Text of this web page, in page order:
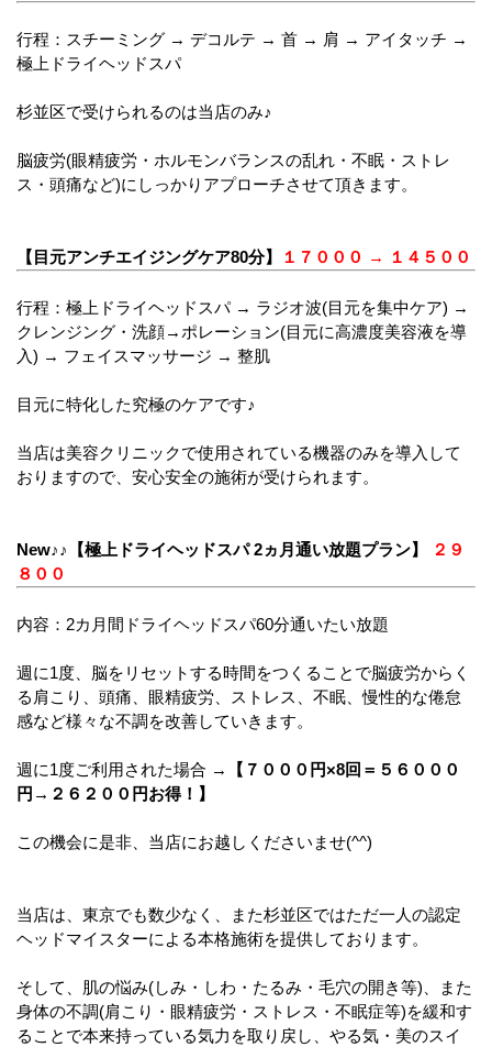
行程：スチーミング → デコルテ → 首 → 肩 → アイタッチ →
極上ドライヘッドスパ
杉並区で受けられるのは当店のみ♪
脳疲労(眼精疲労・ホルモンバランスの乱れ・不眠・ストレ
ス・頭痛など)にしっかりアプローチさせて頂きます。
【目元アンチエイジングケア80分】 １７０００ → １４５００
行程：極上ドライヘッドスパ → ラジオ波(目元を集中ケア) →
クレンジング・洗顔→ポレーション(目元に高濃度美容液を導
入) → フェイスマッサージ → 整肌
目元に特化した究極のケアです♪
当店は美容クリニックで使用されている機器のみを導入して
おりますので、安心安全の施術が受けられます。
New♪♪【極上ドライヘッドスパ 2ヵ月通い放題プラン】
２９
８００
内容：2カ月間ドライヘッドスパ60分通いたい放題
週に1度、脳をリセットする時間をつくることで脳疲労からく
る肩こり、頭痛、眼精疲労、ストレス、不眠、慢性的な倦怠
感など様々な不調を改善していきます。
週に1度ご利用された場合 →
【７０００円×8回＝５６０００
円→２６２００円お得！】
この機会に是非、当店にお越しくださいませ(^^)
当店は、東京でも数少なく、また杉並区ではただ一人の認定
ヘッドマイスターによる本格施術を提供しております。
そして、肌の悩み(しみ・しわ・たるみ・毛穴の開き等)、また
身体の不調(肩こり・眼精疲労・ストレス・不眠症等)を緩和す
ることで本来持っている気力を取り戻し、やる気・美のスイ